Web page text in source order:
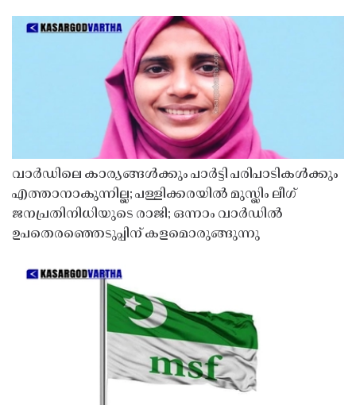
വാർഡിലെ കാര്യങ്ങൾക്കും പാർട്ടി പരിപാടികൾക്കും
എത്താനാകുന്നില്ല; പള്ളിക്കരയിൽ മുസ്ലിം ലീഗ്
ജനപ്രതിനിധിയുടെ രാജി; ഒന്നാം വാർഡിൽ
ഉപതെരഞ്ഞെടുപ്പിന് കളമൊരുങ്ങുന്നു